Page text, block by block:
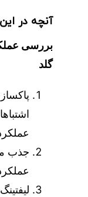
آنچه در
بررسی
گلد
جذب